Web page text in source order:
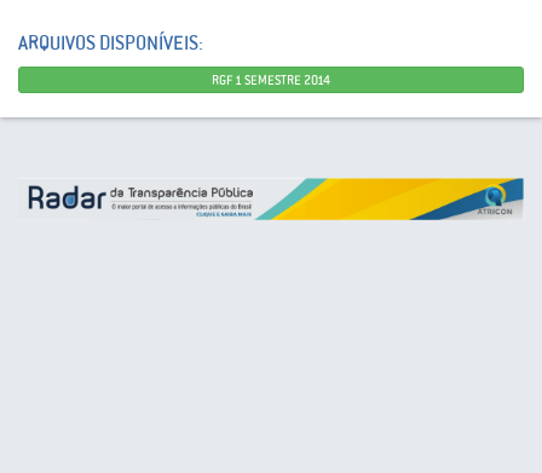
ARQUIVOS DISPONÍVEIS:
RGF 1 SEMESTRE 2014